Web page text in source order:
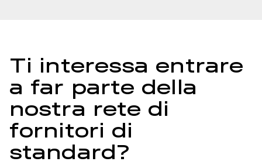
Ti interessa entrare
a far parte della
nostra rete di
fornitori di
standard?